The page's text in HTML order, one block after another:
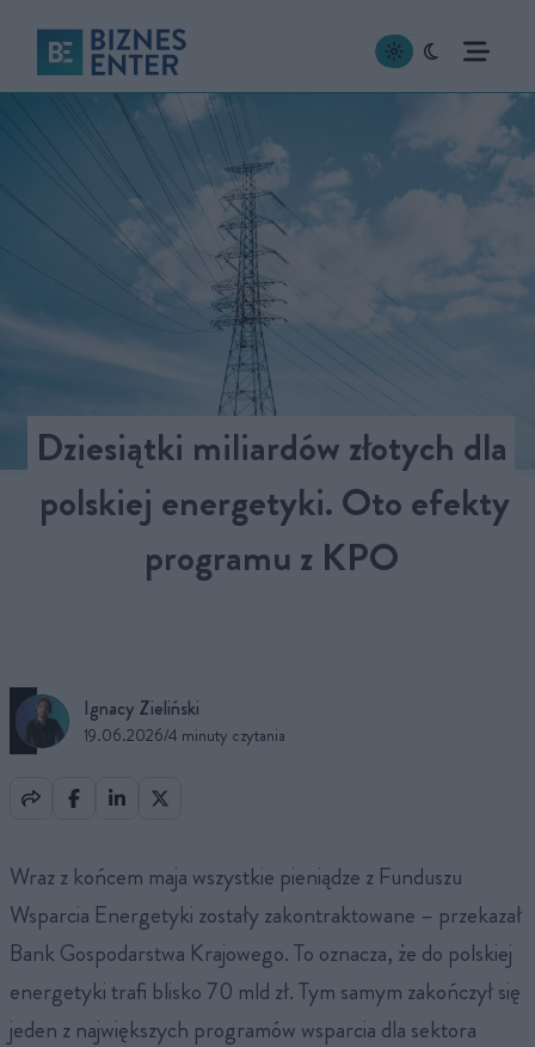
Dziesiątki miliardów złotych dla
polskiej energetyki. Oto efekty
programu z KPO
Ignacy Zieliński
19.06.2026/4 minuty czytania
Wraz z końcem maja wszystkie pieniądze z Funduszu
Wsparcia Energetyki zostały zakontraktowane – przekazał
Bank Gospodarstwa Krajowego. To oznacza, że do polskiej
energetyki trafi blisko 70 mld zł. Tym samym zakończył się
jeden z największych programów wsparcia dla sektora